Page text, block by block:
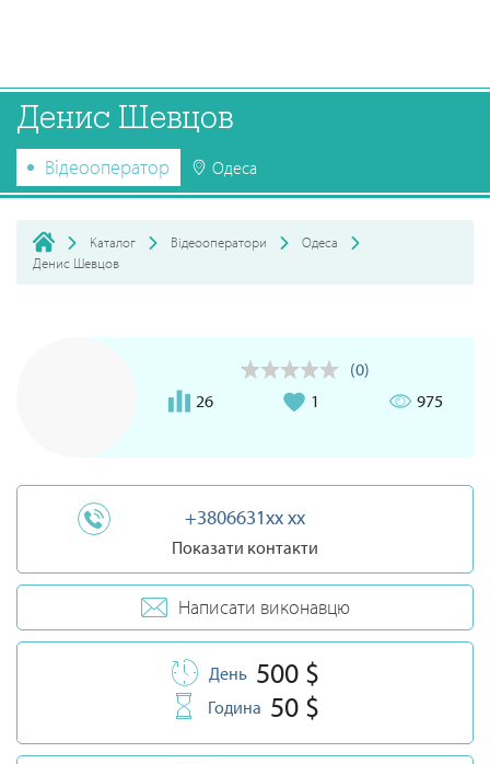
Денис Шевцов
Відеооператор Одеса
Каталог Відеооператори
Одеса
Денис Шевцов
(0)
26
1 975
+3806631xx xx
Показати контакти
Написати виконавцю
День 500 $
Година 50 $